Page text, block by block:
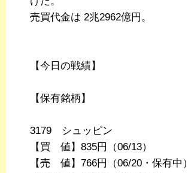
売買代金は 2兆2962億円。
【今日の戦績】
【保有銘柄】
3179 シュッピン
【買 値】835円（06/13）
【売 値】766円（06/20・保有中）